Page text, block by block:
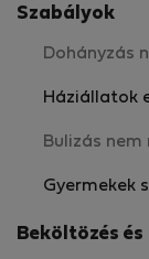
Szabályok
Dohányzás
Háziállatok
Bulizás
Gyermekek
Beköltözés